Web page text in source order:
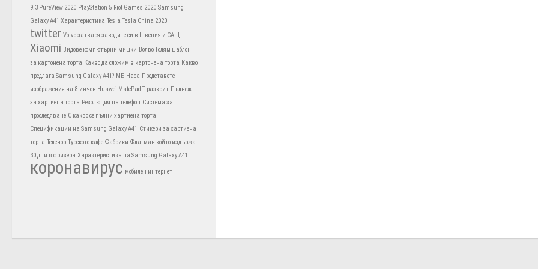
9.3 PureView 2020 PlayStation 5 Riot Games 2020 Samsung
Galaxy A41 Характеристика Tesla Tesla China 2020
twitter Volvo затваря заводите си в Швеция и САЩ
Xiaomi Видове компютърни мишки Волво Голям шаблон
за картонена торта Какво да сложим в картонена торта Какво
предлага Samsung Galaxy A41? МБ Наса Представете
изображения на 8-инчов Huawei MatePad T разкрит Пълнеж
за хартиена торта Резолюция на телефон Система за
проследяване С какво се пълни хартиена торта
Спецификации на Samsung Galaxy A41 Стикери за хартиена
торта Теленор Турското кафе Фабрики Флагман който издържа
30 дни в фризера Характеристика на Samsung Galaxy A41
коронавирус мобилен интернет